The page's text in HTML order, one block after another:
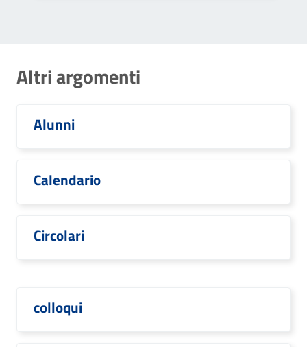
Altri argomenti
Alunni
Calendario
Circolari
colloqui